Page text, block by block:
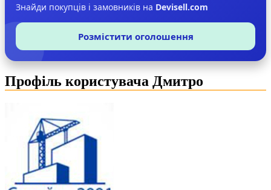
Знайди покупців і замовників на Devisell.com
Розмістити оголошення
Профіль користувача Дмитро